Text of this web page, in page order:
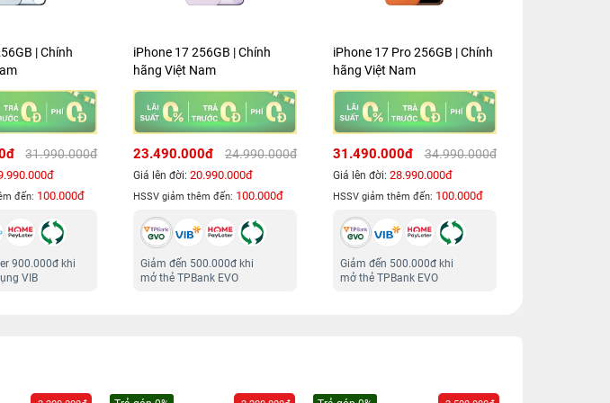
iPhone 17 256GB | Chính
hãng Việt Nam
23.490.000đ 24.990.000đ
Giá lên đời:
HSSV giảm thêm đến: 100.000đ
Giảm đến 500.000đ khi
mở thẻ TPBank EVO
iPhone 17 Pro 256GB | Chính
hãng Việt Nam
31.490.000đ 34.990.000đ
Giá lên đời:
HSSV giảm thêm đến: 100.000đ
Giảm đến 500.000đ khi
mở thẻ TPBank EVO
iPhone 17 Pro Max 256GB |
Chính hãng Việt Nam
33.990.000đ 37.790.000đ
Giá lên đời:
HSSV giảm thêm đến:
Giảm đến 500.000đ khi
mở thẻ TPBank EVO